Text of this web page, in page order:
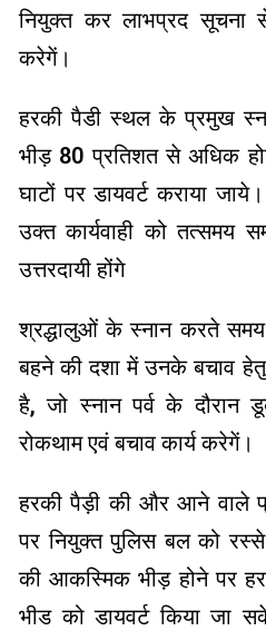
नियुक्त कर लाभप्रद सूचना
करेगें।
हरकी पैडी स्थल के प्रमुख
भीड़ 80 प्रतिशत से अधिक
घाटों पर डायवर्ट कराया
उक्त कार्यवाही को तत्समय
उत्तरदायी होंगे
श्रद्धालुओं के स्नान करते
बहने की दशा में उनके बचाव
है, जो स्नान पर्व के दौरान
रोकथाम एवं बचाव कार्य करेगें।
हरकी पैड़ी की और आने वाले
पर नियुक्त पुलिस बल को
की आकस्मिक भीड़ होने पर
भीड को डायवर्ट किया जा